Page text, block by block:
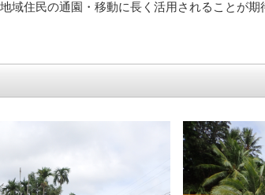
住民の通園・移動に長く活用されることが期